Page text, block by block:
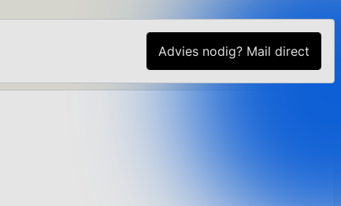
Advies nodig? Mail direct